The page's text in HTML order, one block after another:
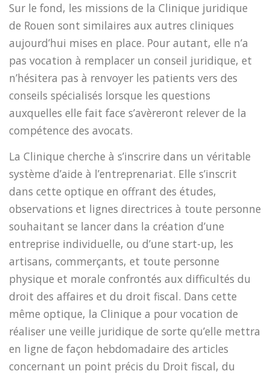
Sur le fond, les missions de la Clinique juridique
de Rouen sont similaires aux autres cliniques
aujourd’hui mises en place. Pour autant, elle n’a
pas vocation à remplacer un conseil juridique, et
n’hésitera pas à renvoyer les patients vers des
conseils spécialisés lorsque les questions
auxquelles elle fait face s’avèreront relever de la
compétence des avocats.
La Clinique cherche à s’inscrire dans un véritable
système d’aide à l’entreprenariat. Elle s’inscrit
dans cette optique en offrant des études,
observations et lignes directrices à toute personne
souhaitant se lancer dans la création d’une
entreprise individuelle, ou d’une start-up, les
artisans, commerçants, et toute personne
physique et morale confrontés aux difficultés du
droit des affaires et du droit fiscal. Dans cette
même optique, la Clinique a pour vocation de
réaliser une veille juridique de sorte qu’elle mettra
en ligne de façon hebdomadaire des articles
concernant un point précis du Droit fiscal, du